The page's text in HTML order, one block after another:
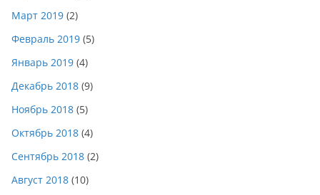
Март 2019 (2)
Февраль 2019 (5)
Январь 2019 (4)
Декабрь 2018 (9)
Ноябрь 2018 (5)
Октябрь 2018 (4)
Сентябрь 2018 (2)
Август 2018 (10)